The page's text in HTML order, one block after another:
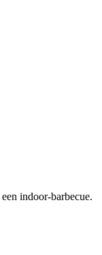
indoor-barbecue.